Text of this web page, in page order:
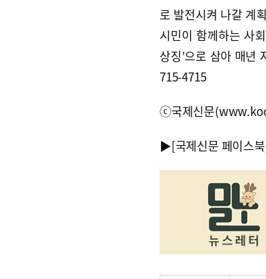
로 발전시켜 나갈 계
시민이 함께하는 사
상징’으로 삼아 매년
715-4715
ⓒ국제신문
▶[국제신문 페이스